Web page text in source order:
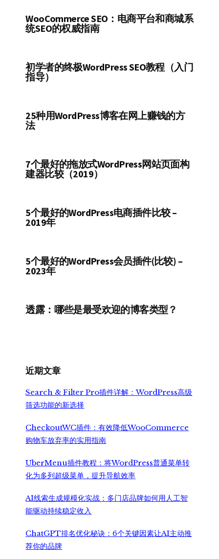
WooCommerce SEO：电商平台和商城系
统SEO的权威指南
初学者的终极WordPress SEO教程（入门
指导）
25种用WordPress博客在网上赚钱的方
法
7个最好的拖放式WordPress网站页面构
建器比较（2019）
5个最好的WordPress电商插件比较 –
2019年
5个最好的WordPress会员插件(比较) –
2023年
透露：哪些是最受欢迎的博客类型？
近期文章
Search & Filter Pro插件详解：WordPress高级
筛选功能的新选择
CheckoutWC插件：有效降低WooCommerce
购物车放弃率的实用指南
UberMenu插件教程：将WordPress普通菜单转
化为多列超级菜单，提升导航效率
AI线索生成规模化实战：多门店品牌如何用人工智
能驱动持续稳定收入
ChatGPT排名优化秘诀：6个关键因素让AI主动推
荐你的品牌